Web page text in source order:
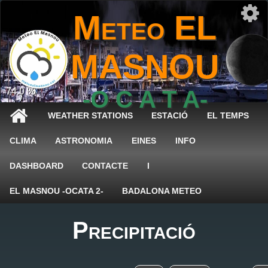
74.0 %
Meteo EL
MASNOU
-O C A T A-
WEATHER STATIONS ESTACIÓ EL TEMPS
CLIMA ASTRONOMIA EINES INFO
DASHBOARD CONTACTE I
EL MASNOU -OCATA 2- BADALONA METEO
Precipitació